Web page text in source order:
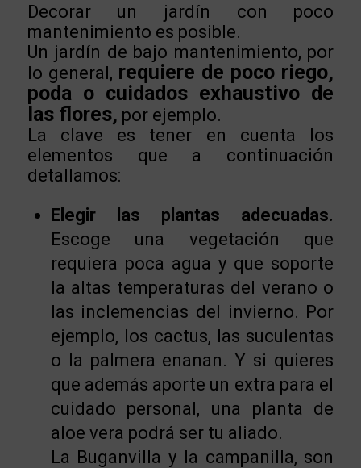
Decorar un jardín con poco
mantenimiento es posible.
Un jardín de bajo mantenimiento, por
lo general, requiere de poco riego,
poda o cuidados exhaustivo de
las flores, por ejemplo.
La clave es tener en cuenta los
elementos que a continuación
detallamos:
Elegir las plantas adecuadas.
Escoge una vegetación que
requiera poca agua y que soporte
la altas temperaturas del verano o
las inclemencias del invierno. Por
ejemplo, los cactus, las suculentas
o la palmera enanan. Y si quieres
que además aporte un extra para el
cuidado personal, una planta de
aloe vera podrá ser tu aliado.
La Buganvilla y la campanilla, son